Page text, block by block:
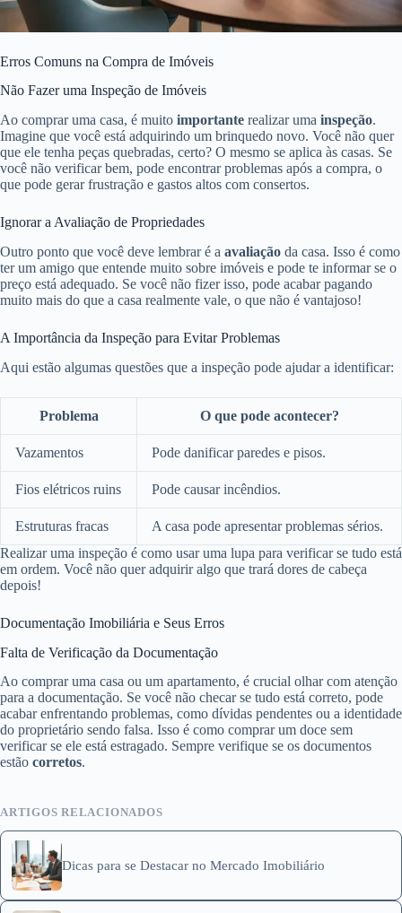
Erros Comuns na Compra de Imóveis
Não Fazer uma Inspeção de Imóveis
Ao comprar uma casa, é muito importante realizar uma inspeção.
Imagine que você está adquirindo um brinquedo novo. Você não quer
que ele tenha peças quebradas, certo? O mesmo se aplica às casas. Se
você não verificar bem, pode encontrar problemas após a compra, o
que pode gerar frustração e gastos altos com consertos.
Ignorar a Avaliação de Propriedades
Outro ponto que você deve lembrar é a avaliação da casa. Isso é como
ter um amigo que entende muito sobre imóveis e pode te informar se o
preço está adequado. Se você não fizer isso, pode acabar pagando
muito mais do que a casa realmente vale, o que não é vantajoso!
A Importância da Inspeção para Evitar Problemas
Aqui estão algumas questões que a inspeção pode ajudar a identificar:
Problema O que pode acontecer?
Vazamentos Pode danificar paredes e pisos.
Fios elétricos ruins Pode causar incêndios.
Estruturas fracas
A casa pode apresentar problemas sérios.
Realizar uma inspeção é como usar uma lupa para verificar se tudo está
em ordem. Você não quer adquirir algo que trará dores de cabeça
depois!
Documentação Imobiliária e Seus Erros
Falta de Verificação da Documentação
Ao comprar uma casa ou um apartamento, é crucial olhar com atenção
para a documentação. Se você não checar se tudo está correto, pode
acabar enfrentando problemas, como dívidas pendentes ou a identidade
do proprietário sendo falsa. Isso é como comprar um doce sem
verificar se ele está estragado. Sempre verifique se os documentos
estão corretos.
ARTIGOS RELACIONADOS
Dicas para se Destacar no Mercado Imobiliário